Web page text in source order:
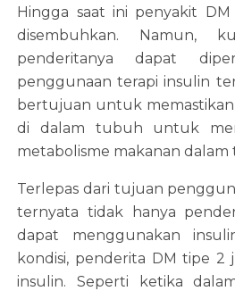
Hingga saat ini penyakit
disembuhkan. Namun,
penderitanya dapat
penggunaan terapi insulin
bertujuan untuk
di dalam tubuh untuk
metabolisme makanan
Terlepas dari tujuan
ternyata tidak hanya
dapat menggunakan
kondisi, penderita DM tipe 2
insulin. Seperti ketika